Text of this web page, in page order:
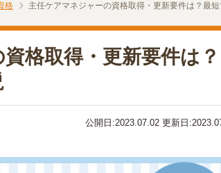
格 主任ケアマネジャーの資格取得・更新要件は？最
格取得・更新要件は？
公開日:2023.07.02 更新日